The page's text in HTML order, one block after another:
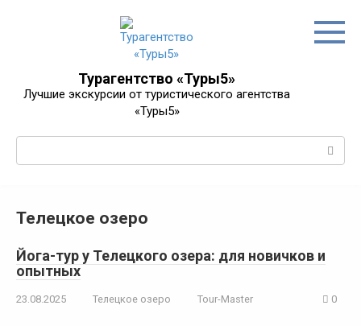
Турагентство «Туры5»
Лучшие экскурсии от туристического агентства
«Туры5»
Телецкое озеро
Йога-тур у Телецкого озера: для новичков и
опытных
23.08.2025 Телецкое озеро Tour-Master 0